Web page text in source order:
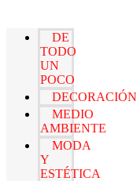
DE
TODO
UN
POCO
DECORACIÓN
MEDIO
AMBIENTE
MODA
Y
ESTÉTICA